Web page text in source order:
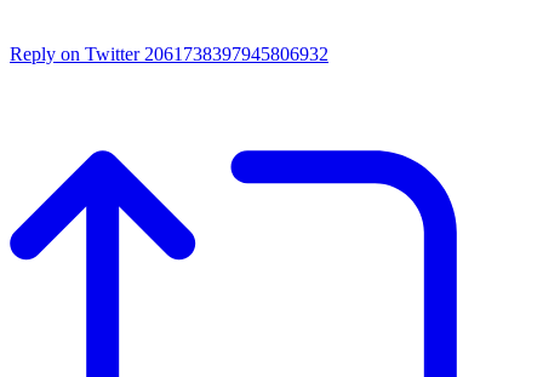
Reply on Twitter 2061738397945806932